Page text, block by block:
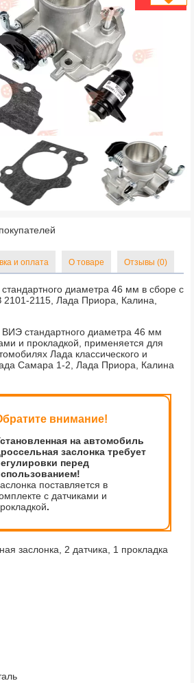
и оплата О товаре Отзывы (0)
диаметра 46 мм в сборе с
2115, Лада Приора, Калина,
ВИЭ стандартного диаметра 46 мм
и прокладкой, применяется для
Лада классического и
Самара 1-2, Лада Приора, Калина
внимание!
на автомобиль
заслонка требует
перед
поставляется в
с датчиками и
.
заслонка, 2 датчика, 1 прокладка